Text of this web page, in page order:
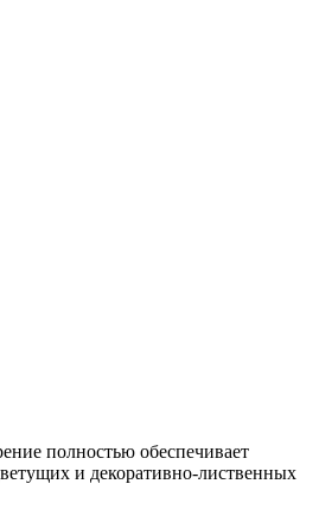
полностью обеспечивает
и декоративно-лиственных